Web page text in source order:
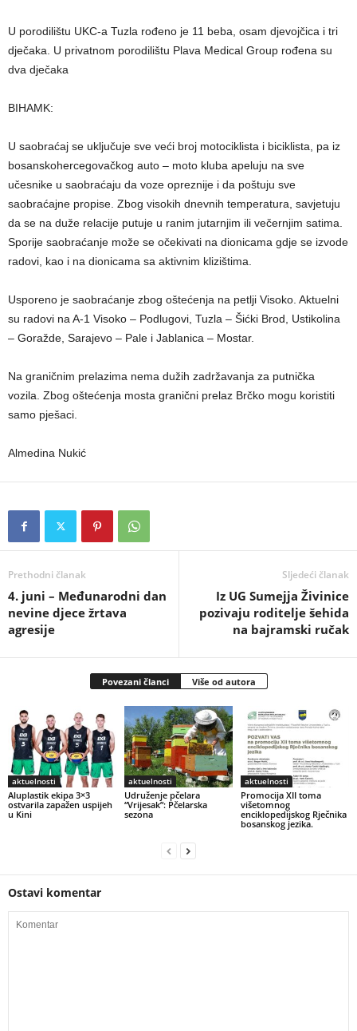
U porodilištu UKC-a Tuzla rođeno je 11 beba, osam djevojčica i tri
dječaka. U privatnom porodilištu Plava Medical Group rođena su
dva dječaka
BIHAMK:
U saobraćaj se uključuje sve veći broj motociklista i biciklista, pa iz
bosanskohercegovačkog auto – moto kluba apeluju na sve
učesnike u saobraćaju da voze opreznije i da poštuju sve
saobraćajne propise. Zbog visokih dnevnih temperatura, savjetuju
da se na duže relacije putuje u ranim jutarnjim ili večernjim satima.
Sporije saobraćanje može se očekivati na dionicama gdje se izvode
radovi, kao i na dionicama sa aktivnim klizištima.
Usporeno je saobraćanje zbog oštećenja na petlji Visoko. Aktuelni
su radovi na A-1 Visoko – Podlugovi, Tuzla – Šićki Brod, Ustikolina
– Goražde, Sarajevo – Pale i Jablanica – Mostar.
Na graničnim prelazima nema dužih zadržavanja za putnička
vozila. Zbog oštećenja mosta granični prelaz Brčko mogu koristiti
samo pješaci.
Almedina Nukić
Prethodni članak
4. juni – Međunarodni dan
nevine djece žrtava
agresije
Sljedeći članak
Iz UG Sumejja Živinice
pozivaju roditelje šehida
na bajramski ručak
Povezani članci Više od autora
aktuelnosti
Aluplastik ekipa 3×3
ostvarila zapažen uspijeh
u Kini
aktuelnosti
Udruženje pčelara
“Vrijesak”: Pčelarska
sezona
aktuelnosti
Promocija XII toma
višetomnog
enciklopedijskog Rječnika
bosanskog jezika.
Ostavi komentar